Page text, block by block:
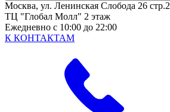
Москва, ул. Ленинская Слобода 26 стр.2
ТЦ "Глобал Молл" 2 этаж
Ежедневно с 10:00 до 22:00
К КОНТАКТАМ